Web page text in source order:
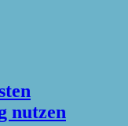
nutzen